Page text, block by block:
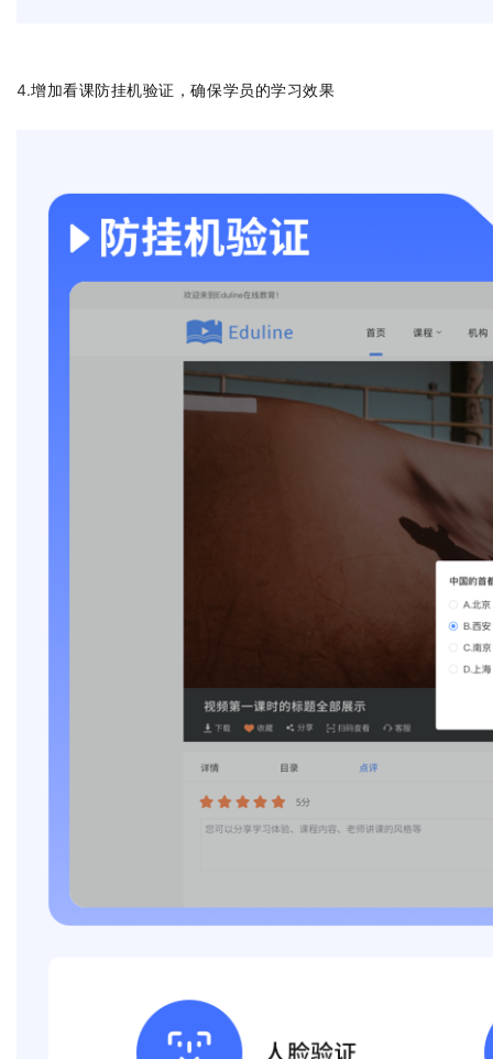
4.增加看课防挂机验证，确保学员的学习效果